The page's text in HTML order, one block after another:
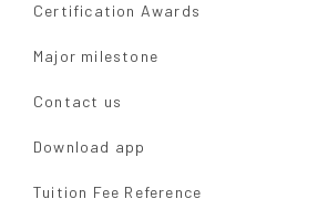
Certification Awards
Major milestone
Contact us
Download app
Tuition Fee Reference